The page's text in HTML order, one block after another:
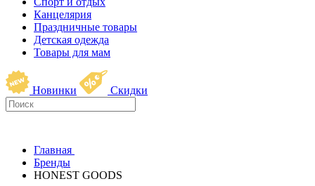
Канцелярия
Праздничные товары
Детская одежда
Товары для мам
Новинки Скидки
Главная
Бренды
HONEST GOODS